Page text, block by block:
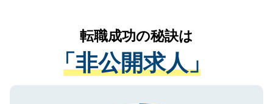
は、個人情報の取り扱いについての厳密な
管理基準を満たした事業者のみに付与され
る、プライバシーマークを取得済みです。
かがいして、現在の医療機関の状況や紹介
経験をまじえながら、適切なアドバイスを
させていただきます。すぐにご転職をされ
ない方には、長期的なサポートが可能です
ので、まずはご登録ください。
転職成功の秘訣は
「非公開求人」